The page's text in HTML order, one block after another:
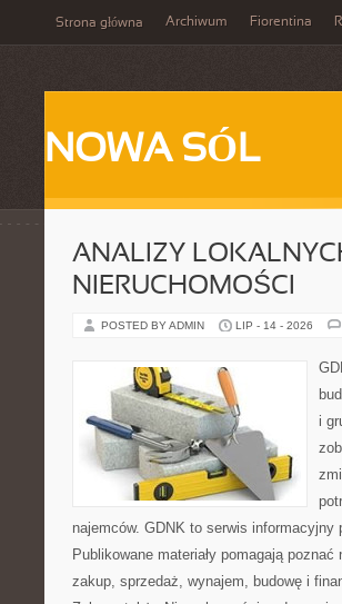
Strona główna Archiwum Fiorentina
NOWA SÓL
ANALIZY
NIERUCHOMOŚCI
POSTED BY ADMIN LIP - 14 - 2026
i
najemców. GDNK to serwis
Publikowane materiały pomagają
zakup, sprzedaż, wynajem, budowę i